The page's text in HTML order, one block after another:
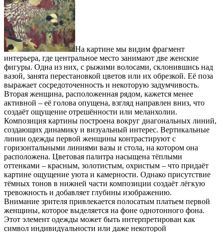
На картине мы видим фрагмент
интерьера, где центральное место занимают две женские
фигуры. Одна из них, с рыжими волосами, склонившись над
вазой, занята перестановкой цветов или их обрезкой. Её поза
выражает сосредоточенность и некоторую задумчивость.
Вторая женщина, расположенная рядом, кажется менее
активной – её голова опущена, взгляд направлен вниз, что
создаёт ощущение отрешённости или меланхолии.
Композиция картины построена вокруг диагональных линий,
создающих динамику и визуальный интерес. Вертикальные
линии одежды первой женщины контрастируют с
горизонтальными линиями вазы и стола, на котором она
расположена. Цветовая палитра насыщена тёплыми
оттенками – красным, золотистым, охристым – что придаёт
картине ощущение уюта и камерности. Однако присутствие
тёмных тонов в нижней части композиции создаёт лёгкую
тревожность и добавляет глубины изображению.
Внимание зрителя привлекается полосатым платьем первой
женщины, которое выделяется на фоне однотонного фона.
Этот элемент одежды может быть интерпретирован как
символ индивидуальности или даже некоторой